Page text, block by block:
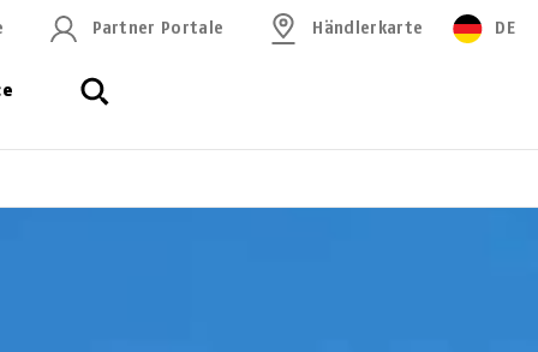
Partner Portale Händlerkarte DE